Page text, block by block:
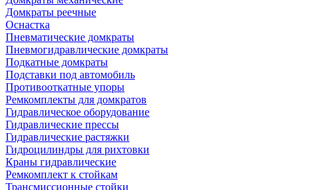
Домкраты реечные
Оснастка
Пневматические домкраты
Пневмогидравлические домкраты
Подкатные домкраты
Подставки под автомобиль
Противооткатные упоры
Ремкомплекты для домкратов
Гидравлическое оборудование
Гидравлические прессы
Гидравлические растяжки
Гидроцилиндры для рихтовки
Краны гидравлические
Ремкомплект к стойкам
Трансмиссионные стойки